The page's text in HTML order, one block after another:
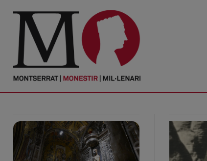
PORTADA
Monestir
Actualitat
Fundació